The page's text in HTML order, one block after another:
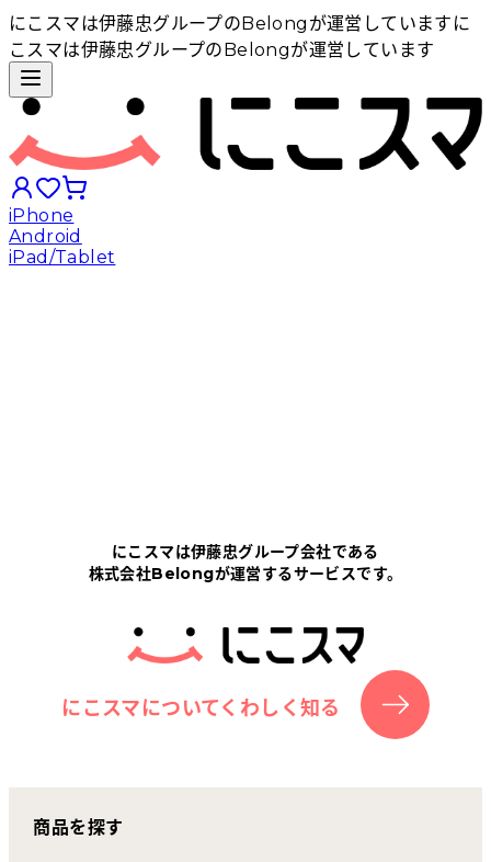
にこスマは伊藤忠グループのBelongが運営しています に
こスマは伊藤忠グループのBelongが運営しています
iPhone
Android
iPad/Tablet
にこスマについて
サポートセンター
お客さまの声
にこスマ通信
にこスマは伊藤忠グループ会社である
株式会社Belongが運営するサービスです。
にこスマについてくわしく知る
商品を探す